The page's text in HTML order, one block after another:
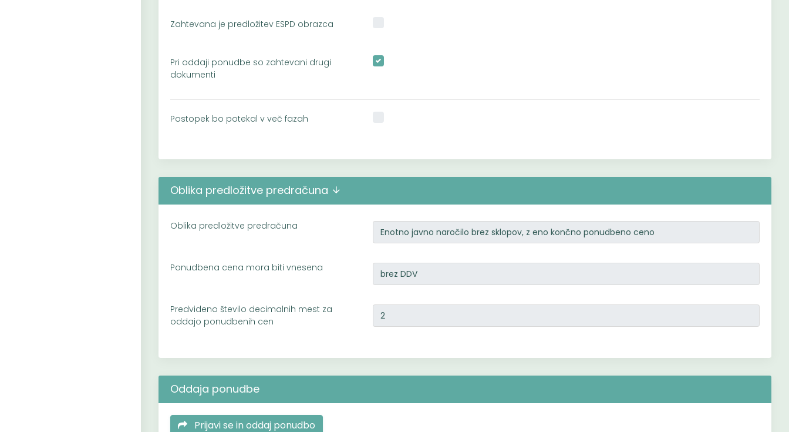
Zahtevana je predložitev ESPD obrazca
Pri oddaji ponudbe so zahtevani drugi
dokumenti
Postopek bo potekal v več fazah
Oblika predložitve predračuna
Oblika predložitve predračuna
Ponudbena cena mora biti vnesena
Predvideno število decimalnih mest za
oddajo ponudbenih cen
Oddaja ponudbe
Prijavi se in oddaj ponudbo